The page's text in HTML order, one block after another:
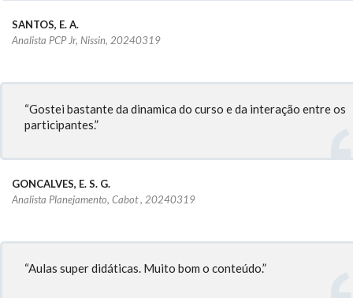
SANTOS, E. A.
Analista PCP Jr, Nissin, 20240319
“Gostei bastante da dinamica do curso e da interação entre os
participantes.”
GONCALVES, E. S. G.
Analista Planejamento, Cabot , 20240319
“Aulas super didáticas. Muito bom o conteúdo.”